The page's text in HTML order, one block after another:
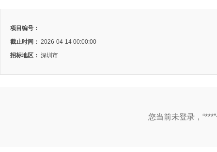
项目编号：
截止时间： 2026-04-14 00:00:00
招标地区： 深圳市
您当前未登录，